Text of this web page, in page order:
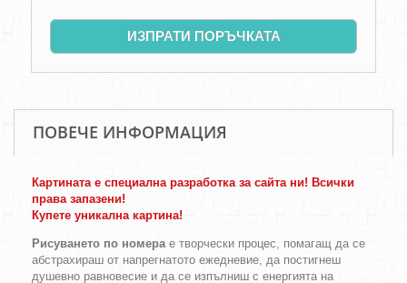
ИЗПРАТИ ПОРЪЧКАТА
ПОВЕЧЕ ИНФОРМАЦИЯ
Картината е специална разработка за сайта ни! Всички
права запазени!
Купете уникална картина!
Рисуването по номерае творчески процес, помагащ да се
абстрахираш от напрегнатото ежедневие, да постигнеш
душевно равновесие и да се изпълниш с енергията на